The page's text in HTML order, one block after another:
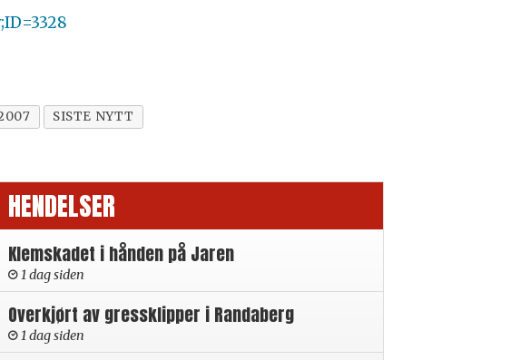
SISTE NYTT
HENDELSER
Klemskadet i hånden på Jaren
1 dag siden
Overkjørt av gressklipper i Randaberg
1 dag siden